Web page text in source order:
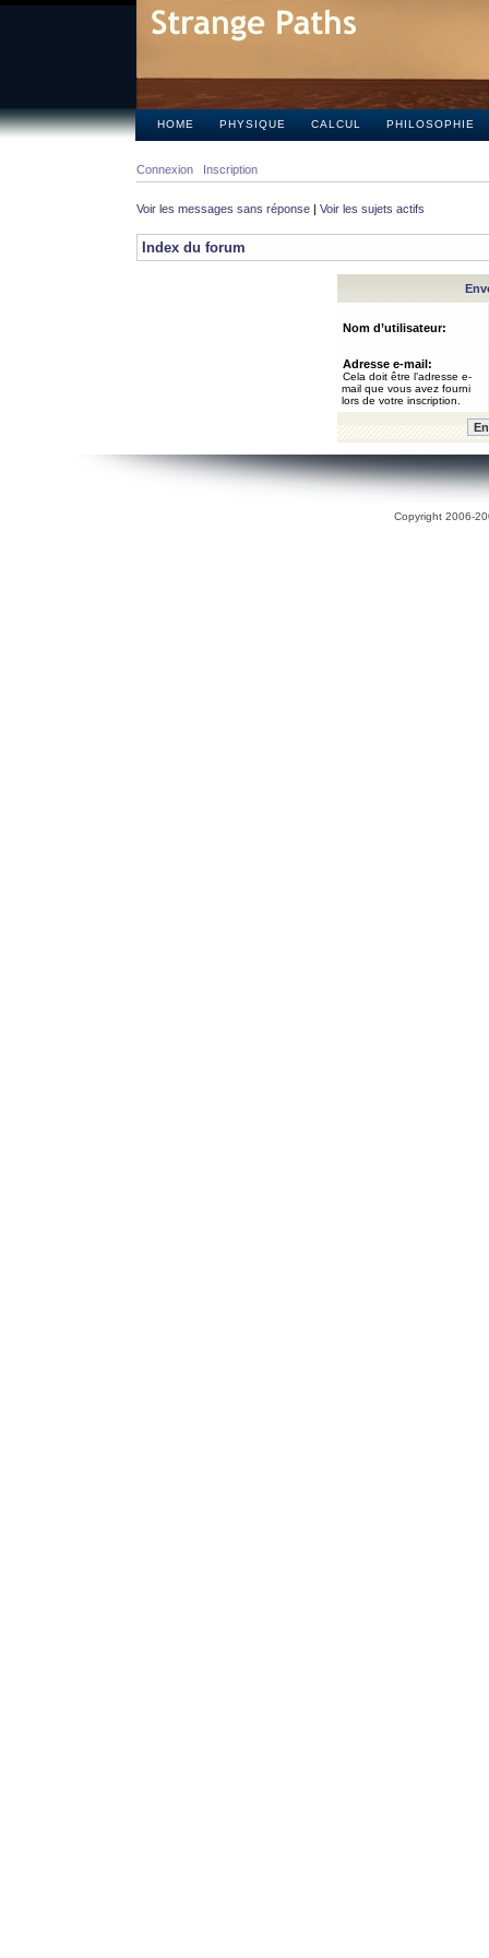
HOME PHYSIQUE CALCUL PHILOSOPHIE
Connexion Inscription
Voir les messages sans réponse | Voir les sujets actifs
Index du forum
Nom d’utilisateur:
Adresse e-mail:
Cela doit être l’adresse e-
mail que vous avez fourni
lors de votre inscription.
Copyright 2006-